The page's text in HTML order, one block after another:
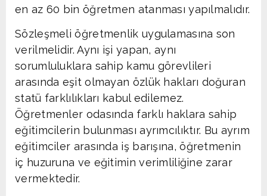
en az 60 bin öğretmen atanması yapılmalıdır.
Sözleşmeli öğretmenlik uygulamasına son
verilmelidir. Aynı işi yapan, aynı
sorumluluklara sahip kamu görevlileri
arasında eşit olmayan özlük hakları doğuran
statü farklılıkları kabul edilemez.
Öğretmenler odasında farklı haklara sahip
eğitimcilerin bulunması ayrımcılıktır. Bu ayrım
eğitimciler arasında iş barışına, öğretmenin
iç huzuruna ve eğitimin verimliliğine zarar
vermektedir.